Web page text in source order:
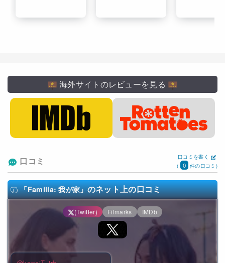
海外サイトのレビューを見る
口コミ
口コミを書く
(
0 件の口コミ)
「Familia: 我が家」のネット上の口コミ
(Twitter) Filmarks IMDb